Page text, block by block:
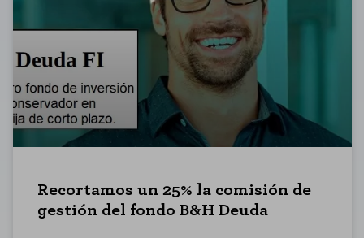
Recortamos un 25% la comisión de
gestión del fondo B&H Deuda
Estas cookies son necesarias
para bloquear o alertar sobre
identificación personal.
Cookies de rendimiento
Estas cookies nos permiten
saber qué páginas son las más
agregada y, por lo tanto, es